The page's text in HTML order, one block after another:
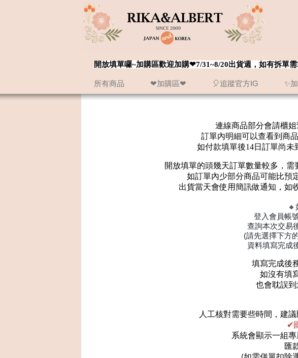
所有商品 ❤加購區❤ 🎈追蹤官方IG ✨
開放填單囉~加購區歡迎加購❤7/31~8/20出貨週，如有拆單